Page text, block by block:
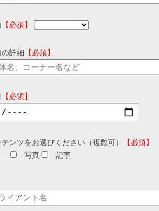
【必須】
詳細 【必須】
【必須】
ンツをお選びください（複数可）
【必須】
写真 記事